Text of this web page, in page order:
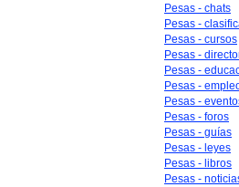
Pesas - chats
Pesas -
Pesas - cursos
Pesas -
Pesas -
Pesas -
Pesas -
Pesas - foros
Pesas - guías
Pesas - leyes
Pesas - libros
Pesas -